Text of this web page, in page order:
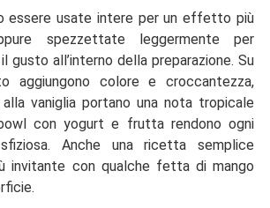
essere usate intere per un effetto più
spezzettate leggermente per
gusto all’interno della preparazione. Su
aggiungono colore e croccantezza,
vaniglia portano una nota tropicale
con yogurt e frutta rendono ogni
Anche una ricetta semplice
invitante con qualche fetta di mango